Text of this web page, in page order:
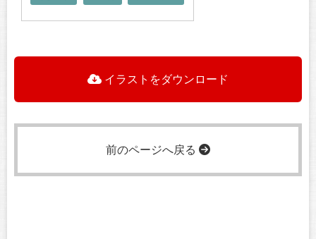
イラストをダウンロード
前のページへ戻る